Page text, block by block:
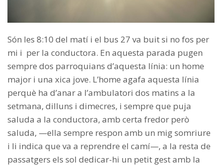
Són les 8:10 del matí i el bus 27 va buit si no fos per
mi i per la conductora. En aquesta parada pugen
sempre dos parroquians d’aquesta línia: un home
major i una xica jove. L’home agafa aquesta línia
perquè ha d’anar a l’ambulatori dos matins a la
setmana, dilluns i dimecres, i sempre que puja
saluda a la conductora, amb certa fredor però
saluda, —ella sempre respon amb un mig somriure
i li indica que va a reprendre el camí—, a la resta de
passatgers els sol dedicar-hi un petit gest amb la